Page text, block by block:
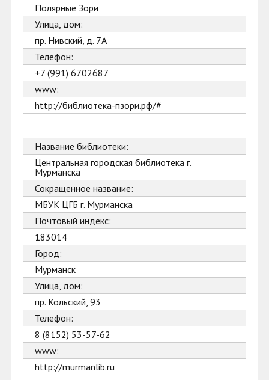
Полярные Зори
Улица, дом:
пр. Нивский, д. 7А
Телефон:
+7 (991) 6702687
www:
http://библиотека-пзори.рф/#
Название библиотеки:
Центральная городская библиотека г.
Мурманска
Сокращенное название:
МБУК ЦГБ г. Мурманска
Почтовый индекс:
183014
Город:
Мурманск
Улица, дом:
пр. Кольский, 93
Телефон:
8 (8152) 53-57-62
www:
http://murmanlib.ru